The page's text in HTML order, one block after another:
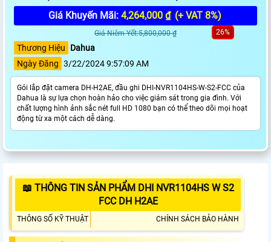
Giá Khuyến Mãi: 4,264,000 ₫ (+ VAT 8%)
Giá Niêm Yết:5,800,000 ₫ 26%
Thương Hiệu
Dahua
Ngày Đăng 3/22/2024 9:57:09 AM
Gói lắp đặt camera DH-H2AE, đầu ghi DHI-NVR1104HS-W-S2-FCC của
Dahua là sự lựa chọn hoàn hảo cho việc giám sát trong gia đình. Với
chất lượng hình ảnh sắc nét full HD 1080 bạn có thể theo dõi mọi hoạt
động từ xa một cách dễ dàng.
📖 THÔNG TIN SẢN PHẨM DHI NVR1104HS W S2
FCC DH H2AE
THÔNG SỐ KỸ THUẬT CHÍNH SÁCH BẢO HÀNH